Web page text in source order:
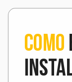
Como